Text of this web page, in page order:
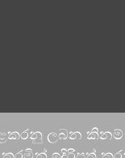
පළකරනු ලබන